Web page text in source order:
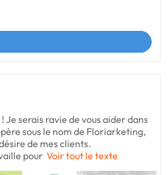
Je serais ravie de vous aider dans
sous le nom de Floriarketing,
de mes clients.
pour Voir tout le texte